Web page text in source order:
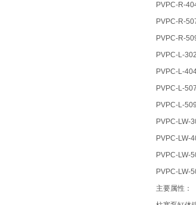
PVPC-R-
PVPC-R-
PVPC-R-
PVPC-L-
PVPC-L-
PVPC-L-
PVPC-L-
PVPC-LW-
PVPC-LW-
PVPC-LW-
PVPC-LW-
主要属性：